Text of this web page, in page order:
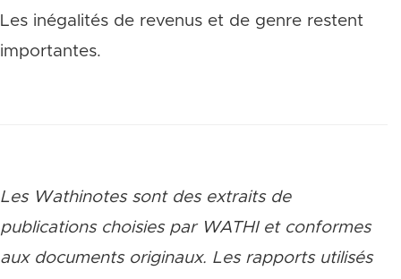
Les inégalités de revenus et de genre restent
importantes.
Les Wathinotes sont des extraits de
publications choisies par WATHI et conformes
aux documents originaux. Les rapports utilisés